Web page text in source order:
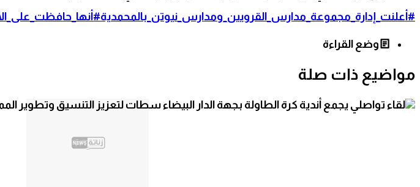
#أعلنت_إدارة_مجموعة_مدارس_القرويين_ومدارس_نيوتن_بالمحمدية
وضع القراءة
مواضيع ذات صلة